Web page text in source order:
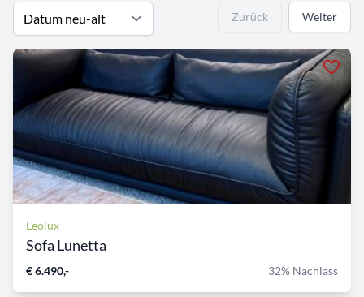
Zurück Weiter
Leolux
Sofa Lunetta
€ 6.490,- 32% Nachlass